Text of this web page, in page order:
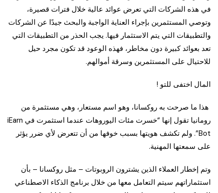
في هذه الشركات التي تعرض عوائد عالية خلال فترات قصيرة،
وتوصي المستثمرين بإجراء العناية الواجبة والبحث جيدًا عن الشركات
والتطبيقات التي يتم الاستثمار فيها. يجب الحذر من التطبيقات التي
تعد بعوائد كبيرة دون مخاطر، فهذه الوعود قد تكون مجرد حيل
للاحتيال على المستثمرين وسرقة أموالهم.
المال اختفى للتو !
هذا ما صرحت به روكسانا، وهو اسم مستعار، وهي مستثمرة من
رومانيا تقول إنها “خسرت مئات اليوروهات عندما استثمرت في iEarn
Bot”. ولم تكشف هويتها بسبب خوفها من أن تتعرض لأي ضرر يؤثر
على سمعتها المهنية.
وتم إخطار العملاء الذين يشترون الروبوتات – مثل روكسانا – بأن
استثماراتهم سيتم التعامل معها من خلال برنامج الذكاء الاصطناعي